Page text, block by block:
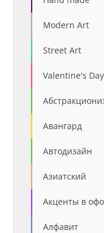
Modern Art
Street Art
Valentine's
Авангард
Автодизайн
Азиатский
Акценты в
Алфавит